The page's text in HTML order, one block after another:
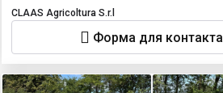
CLAAS Agricoltura S.r.l
Форма для контакта